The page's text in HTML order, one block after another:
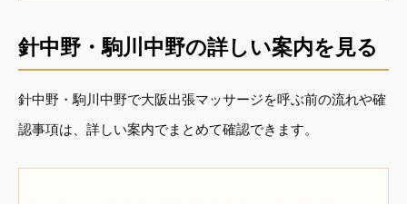
針中野・駒川中野の詳しい案内を見る
針中野・駒川中野で大阪出張マッサージを呼ぶ前の流れや確
認事項は、詳しい案内でまとめて確認できます。